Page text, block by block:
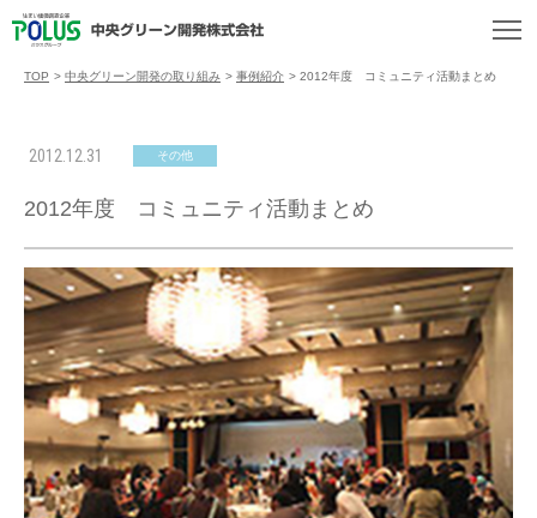
TOP > 中央グリーン開発の取り組み > 事例紹介 > 2012年度 コミュニティ活動まとめ
2012.12.31 その他
2012年度 コミュニティ活動まとめ